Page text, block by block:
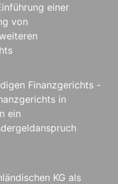
einer
von
Finanzgerichts -
in
ein
KG als